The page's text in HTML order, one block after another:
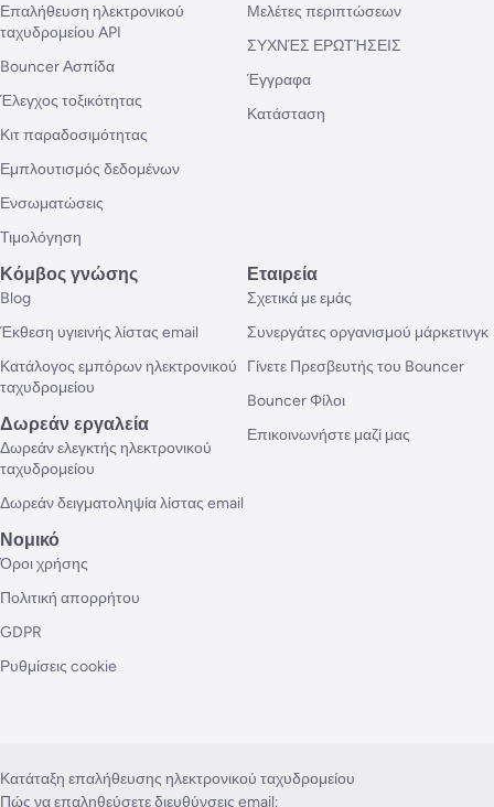
Επαλήθευση ηλεκτρονικού
ταχυδρομείου API
Bouncer Ασπίδα
Έλεγχος τοξικότητας
Κιτ παραδοσιμότητας
Εμπλουτισμός δεδομένων
Ενσωματώσεις
Τιμολόγηση
Μελέτες περιπτώσεων
ΣΥΧΝΈΣ ΕΡΩΤΉΣΕΙΣ
Έγγραφα
Κατάσταση
Κόμβος γνώσης
Blog
Έκθεση υγιεινής λίστας email
Κατάλογος εμπόρων ηλεκτρονικού
ταχυδρομείου
Δωρεάν εργαλεία
Δωρεάν ελεγκτής ηλεκτρονικού
ταχυδρομείου
Δωρεάν δειγματοληψία λίστας email
Εταιρεία
Σχετικά με εμάς
Συνεργάτες οργανισμού μάρκετινγκ
Γίνετε Πρεσβευτής του Bouncer
Bouncer Φίλοι
Επικοινωνήστε μαζί μας
Νομικό
Όροι χρήσης
Πολιτική απορρήτου
GDPR
Ρυθμίσεις cookie
Κατάταξη επαλήθευσης ηλεκτρονικού ταχυδρομείου
Πώς να επαληθεύσετε διευθύνσεις email;